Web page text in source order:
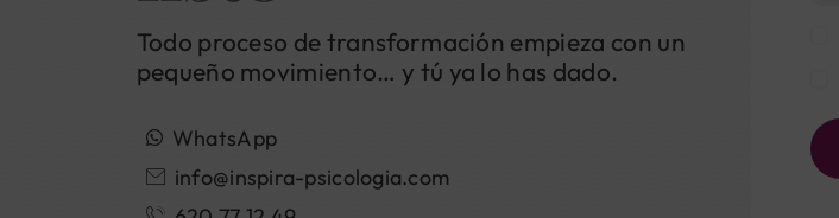
Todo proceso de transformación empieza con un
pequeño movimiento… y tú ya lo has dado.
WhatsApp
info@inspira-psicologia.com